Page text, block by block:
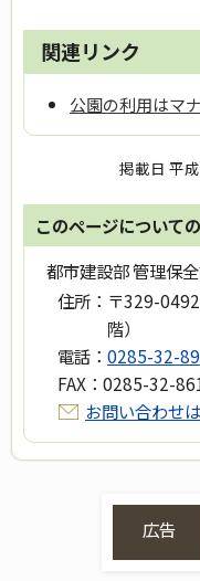
関連リンク
公園の利用はマ
掲載日 平
このページについて
都市建設部 管理保
住所： 〒329-
階）
電話： 0285-32-
FAX： 0285-32-
お問い合わせ
広告